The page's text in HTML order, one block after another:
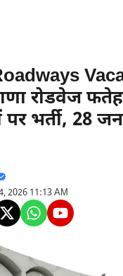
रोडवेज
पर भर्ती, 28
2026 11:13 AM